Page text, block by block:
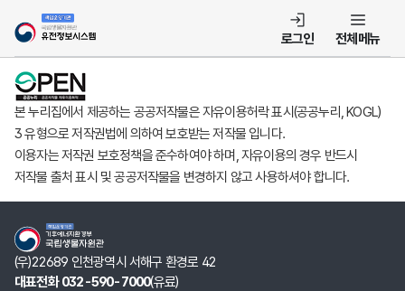
로그인 전체메뉴
본 누리집에서 제공하는 공공저작물은 자유이용허락 표시(공공누리, KOGL)
3 유형으로 저작권법에 의하여 보호받는 저작물 입니다.
이용자는 저작권 보호정책을 준수하여야 하며, 자유이용의 경우 반드시
저작물 출처 표시 및 공공저작물을 변경하지 않고 사용하셔야 합니다.
(우)22689 인천광역시 서해구 환경로 42
대표전화 032-590-7000(유료)